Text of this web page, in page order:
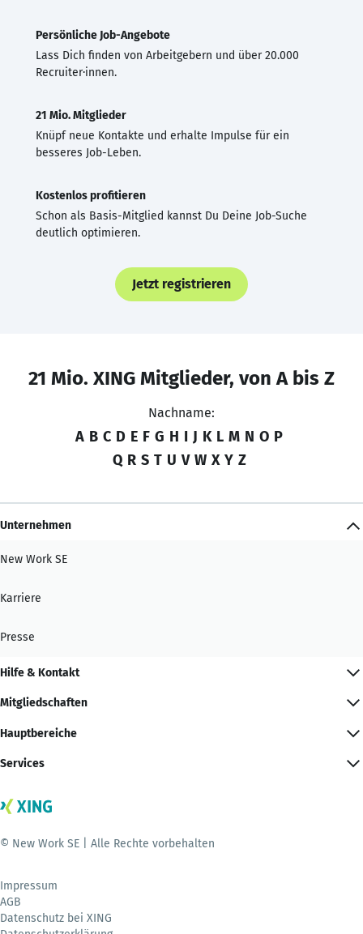
Persönliche Job-Angebote
Lass Dich finden von Arbeitgebern und über 20.000
Recruiter·innen.
21 Mio. Mitglieder
Knüpf neue Kontakte und erhalte Impulse für ein
besseres Job-Leben.
Kostenlos profitieren
Schon als Basis-Mitglied kannst Du Deine Job-Suche
deutlich optimieren.
Jetzt registrieren
21 Mio. XING Mitglieder, von A bis Z
Nachname:
A B C D E F G H I J K L M N O P
Q R S T U V W X Y Z
Unternehmen
New Work SE
Karriere
Presse
Hilfe & Kontakt
Mitgliedschaften
Hauptbereiche
Services
© New Work SE | Alle Rechte vorbehalten
Impressum
AGB
Datenschutz bei XING